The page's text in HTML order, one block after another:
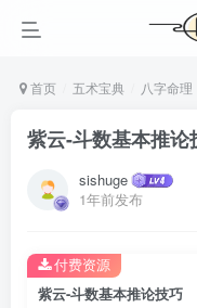
首页 五术宝典 八字命理
紫云-斗数基本推论
sishuge
1年前发布
紫云-斗数基本推论技巧
付费资源